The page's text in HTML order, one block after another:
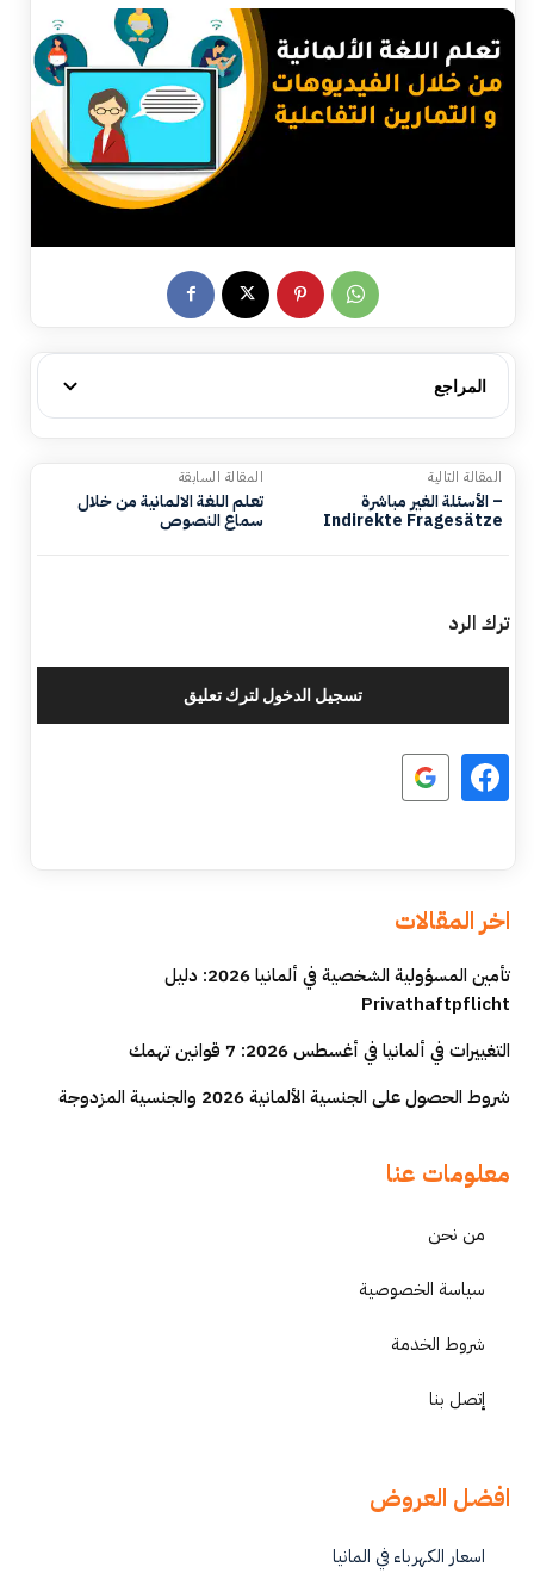
المراجع
المقالة السابقة
تعلم اللغة الالمانية من خلال
سماع النصوص
المقالة التالية
الأسئلة الغير مباشرة –
Indirekte Fragesätze
ترك الرد
تسجيل الدخول لترك تعليق
اخر المقالات
تأمين المسؤولية الشخصية في ألمانيا 2026: دليل
Privathaftpflicht
التغييرات في ألمانيا في أغسطس 2026: 7 قوانين تهمك
شروط الحصول على الجنسية الألمانية 2026 والجنسية المزدوجة
معلومات عنا
من نحن
سياسة الخصوصية
شروط الخدمة
إتصل بنا
افضل العروض
اسعار الكهرباء في المانيا